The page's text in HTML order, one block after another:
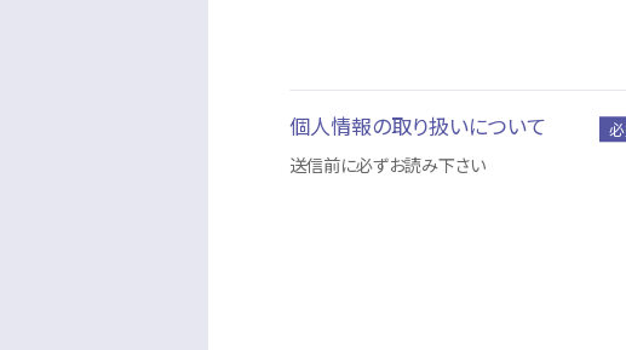
個人情報の取り扱いについて
送信前に必ずお読み下さい